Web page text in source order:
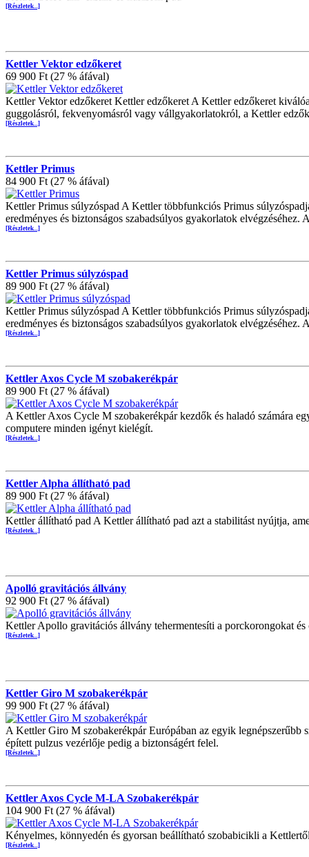
[Részletek...]
Kettler Vektor edzőkeret
69 900 Ft (27 % áfával)
Kettler Vektor edzőkeret Kettler edzőkeret A Kettler edzőkeret
guggolásról, fekvenyomásról vagy vállgyakorlatokról, a Kettler
[Részletek...]
Kettler Primus
84 900 Ft (27 % áfával)
Kettler Primus súlyzóspad A Kettler többfunkciós Primus
eredményes és biztonságos szabadsúlyos gyakorlatok elvégzéséhez.
[Részletek...]
Kettler Primus súlyzóspad
89 900 Ft (27 % áfával)
Kettler Primus súlyzóspad A Kettler többfunkciós Primus
eredményes és biztonságos szabadsúlyos gyakorlatok elvégzéséhez.
[Részletek...]
Kettler Axos Cycle M szobakerékpár
89 900 Ft (27 % áfával)
A Kettler Axos Cycle M szobakerékpár kezdők és haladó számára
computere minden igényt kielégít.
[Részletek...]
Kettler Alpha állítható pad
89 900 Ft (27 % áfával)
Kettler állítható pad A Kettler állítható pad azt a stabilitást nyújtja,
[Részletek...]
Apolló gravitációs állvány
92 900 Ft (27 % áfával)
Kettler Apollo gravitációs állvány tehermentesíti a porckorongokat
[Részletek...]
Kettler Giro M szobakerékpár
99 900 Ft (27 % áfával)
A Kettler Giro M szobakerékpár Európában az egyik legnépszerűbb
épített pulzus vezérlője pedig a biztonságért felel.
[Részletek...]
Kettler Axos Cycle M-LA Szobakerékpár
104 900 Ft (27 % áfával)
Kényelmes, könnyedén és gyorsan beállítható szobabicikli a
[Részletek...]